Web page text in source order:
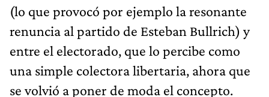
(lo que provocó por ejemplo la resonante
renuncia al partido de Esteban Bullrich) y
entre el electorado, que lo percibe como
una simple colectora libertaria, ahora que
se volvió a poner de moda el concepto.